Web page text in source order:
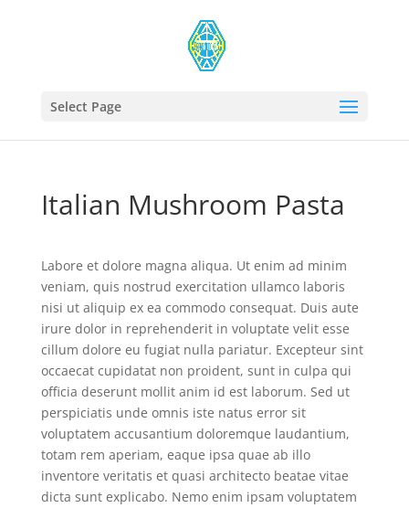
Select Page
Italian Mushroom Pasta
Labore et dolore magna aliqua. Ut enim ad minim
veniam, quis nostrud exercitation ullamco laboris
nisi ut aliquip ex ea commodo consequat. Duis aute
irure dolor in reprehenderit in voluptate velit esse
cillum dolore eu fugiat nulla pariatur. Excepteur sint
occaecat cupidatat non proident, sunt in culpa qui
officia deserunt mollit anim id est laborum. Sed ut
perspiciatis unde omnis iste natus error sit
voluptatem accusantium doloremque laudantium,
totam rem aperiam, eaque ipsa quae ab illo
inventore veritatis et quasi architecto beatae vitae
dicta sunt explicabo. Nemo enim ipsam voluptatem